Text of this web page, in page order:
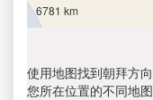
6781 km
使用地图找到朝拜方
您所在位置的不同地图